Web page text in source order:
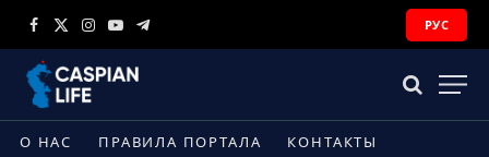
Facebook
X
Instagram
YouTubeTelegram
РУС
О НАС ПРАВИЛА ПОРТАЛА КОНТАКТЫ